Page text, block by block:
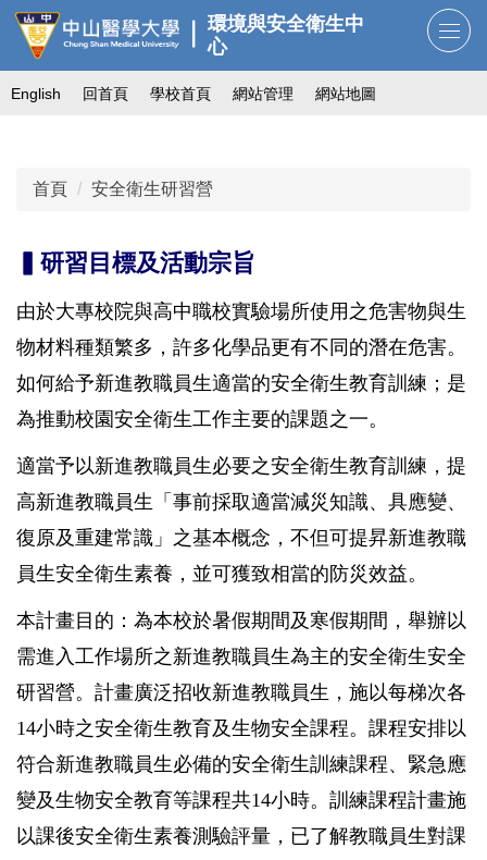
跳
到
主
要
環境與安全衛生中
心
English 回首頁 學校首頁 網站管理 網站地圖
首頁 安全衛生研習營
▍研習目標及活動宗旨
由於大專校院與高中職校實驗場所使用之危害物與生
物材料種類繁多，許多化學品更有不同的潛在危害。
如何給予新進教職員生適當的安全衛生教育訓練；是
為推動校園安全衛生工作主要的課題之一。
適當予以新進教職員生必要之安全衛生教育訓練，提
高新進教職員生「事前採取適當減災知識、具應變、
復原及重建常識」之基本概念，不但可提昇新進教職
員生安全衛生素養，並可獲致相當的防災效益。
本計畫目的：為本校於暑假期間及寒假期間，舉辦以
需進入工作場所之新進教職員生為主的安全衛生安全
研習營。計畫廣泛招收新進教職員生，施以每梯次各
14小時之安全衛生教育及生物安全課程。課程安排以
符合新進教職員生必備的安全衛生訓練課程、緊急應
變及生物安全教育等課程共14小時。訓練課程計畫施
以課後安全衛生素養測驗評量，已了解教職員生對課